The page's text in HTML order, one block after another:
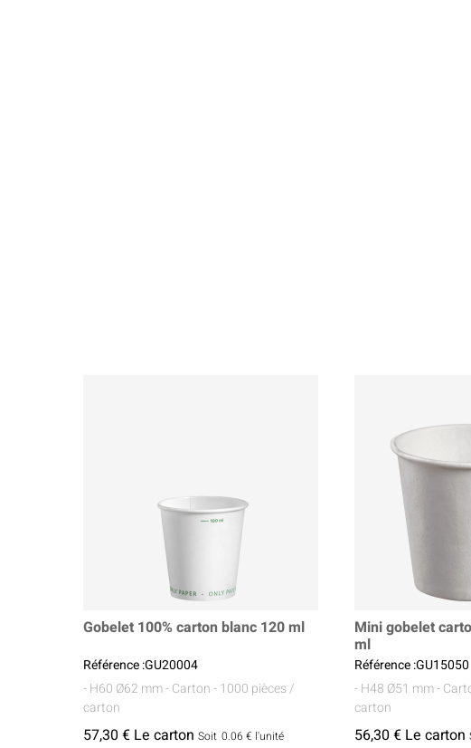
Gobelet 100% carton blanc 120 ml
Référence :GU20004
- H60 Ø62 mm- Carton- 1000 pièces /
carton
57,30 € Le carton Soit 0.06 € l'unité
Mini gobelet
ml
Référence :GU15050
- H48 Ø51 mm-
carton
56,30 € Le carton